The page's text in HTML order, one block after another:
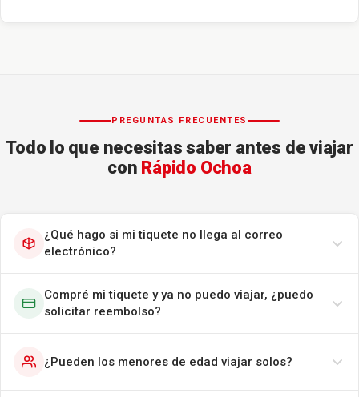
PREGUNTAS FRECUENTES
Todo lo que necesitas saber antes de viajar
con Rápido Ochoa
¿Qué hago si mi tiquete no llega al correo
electrónico?
Compré mi tiquete y ya no puedo viajar, ¿puedo
solicitar reembolso?
¿Pueden los menores de edad viajar solos?